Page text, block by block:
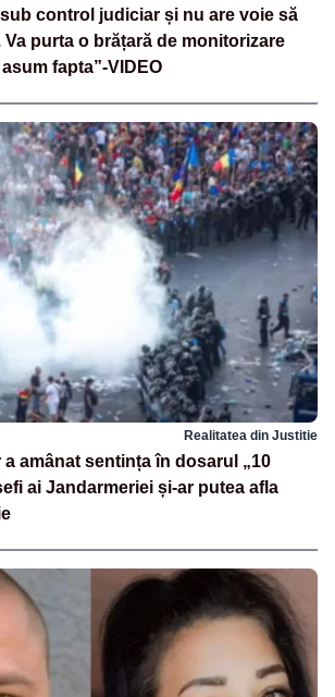
control judiciar și nu are voie să
Va purta o brățară de monitorizare
fapta”-VIDEO
Realitatea din Justitie
amânat sentința în dosarul „10
ai Jandarmeriei și-ar putea afla